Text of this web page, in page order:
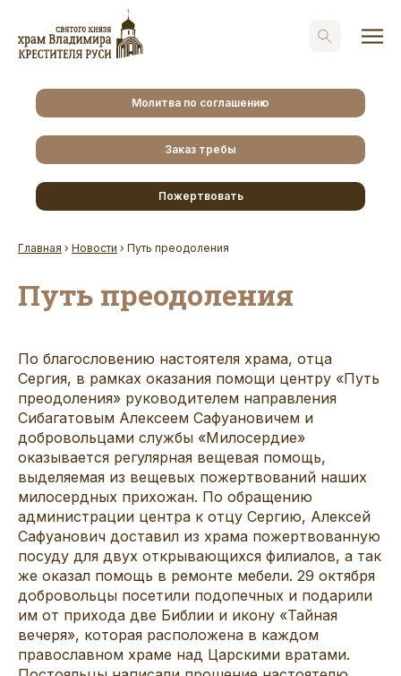
Молитва по соглашению
Заказ требы
Пожертвовать
Главная › Новости › Путь преодоления
Путь преодоления
По благословению настоятеля храма, отца
Сергия, в рамках оказания помощи центру «Путь
преодоления» руководителем направления
Сибагатовым Алексеем Сафуановичем и
добровольцами службы «Милосердие»
оказывается регулярная вещевая помощь,
выделяемая из вещевых пожертвований наших
милосердных прихожан. По обращению
администрации центра к отцу Сергию, Алексей
Сафуанович доставил из храма пожертвованную
посуду для двух открывающихся филиалов, а так
же оказал помощь в ремонте мебели. 29 октября
добровольцы посетили подопечных и подарили
им от прихода две Библии и икону «Тайная
вечеря», которая расположена в каждом
православном храме над Царскими вратами.